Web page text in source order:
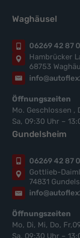
Waghäusel
06269 42 87
Hambrücker
68753
Öffnungszeiten
Mo. Geschlossen ,
Sa, 09:30 Uhr –
Gundelsheim
06269 42 87
Gottlieb-
74831
Öffnungszeiten
Mo, Di, Mi, Do,